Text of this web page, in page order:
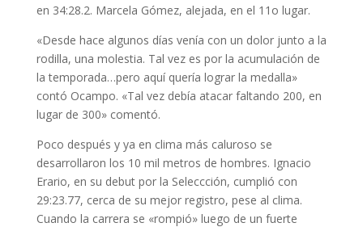
en 34:28.2. Marcela Gómez, alejada, en el 11o lugar.
«Desde hace algunos días venía con un dolor junto a la
rodilla, una molestia. Tal vez es por la acumulación de
la temporada…pero aquí quería lograr la medalla»
contó Ocampo. «Tal vez debía atacar faltando 200, en
lugar de 300» comentó.
Poco después y ya en clima más caluroso se
desarrollaron los 10 mil metros de hombres. Ignacio
Erario, en su debut por la Seleccción, cumplió con
29:23.77, cerca de su mejor registro, pese al clima.
Cuando la carrera se «rompió» luego de un fuerte